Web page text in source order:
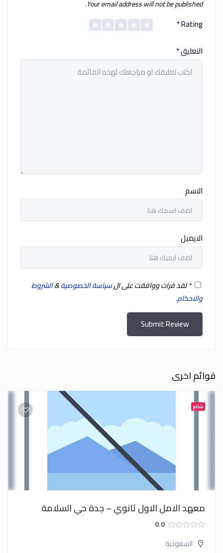
Your email address will not be published.
Rating
*
التعليق*
الاسم
الايميل
*لقد قرات ووافقت على السياسة الخصوصية&الشروط
والاحكام.
Submit Review
قوائم اخرى
شائع
معهد الامل الاول ثانوي – جدة حي السلامة
0.0
السعودية